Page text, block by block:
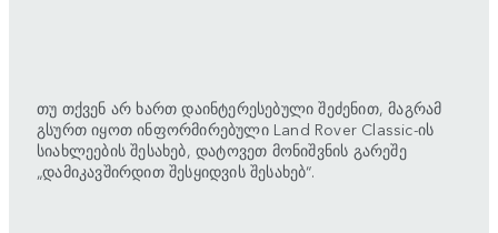
თუ თქვენ არ ხართ დაინტერესებული შეძენით, მაგრამ
გსურთ იყოთ ინფორმირებული Land Rover Classic-ის
სიახლეების შესახებ, დატოვეთ მონიშვნის გარეშე
„დამიკავშირდით შესყიდვის შესახებ“.